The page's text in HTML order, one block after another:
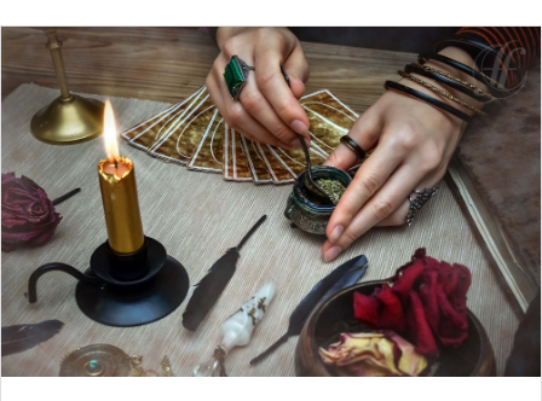
Minha Conta
AGENDAMENTO